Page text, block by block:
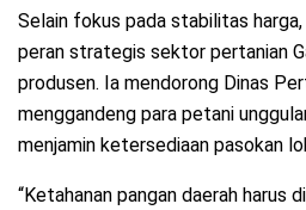
Selain fokus pada stabilitas
peran strategis sektor pertanian
produsen. Ia mendorong Dinas
menggandeng para petani
menjamin ketersediaan pasokan
“Ketahanan pangan daerah harus